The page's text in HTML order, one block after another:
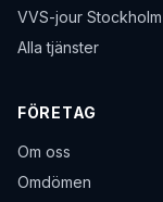
VVS-jour Stockholm
Alla tjänster
FÖRETAG
Om oss
Omdömen